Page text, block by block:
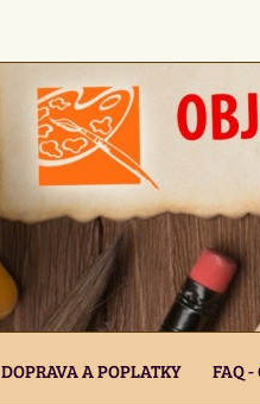
DOPRAVA A POPLATKY FAQ -